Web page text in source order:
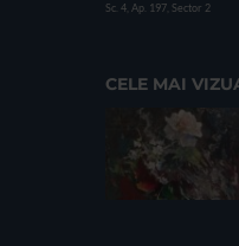
Sc. 4, Ap. 197, Sector 2
CELE MAI